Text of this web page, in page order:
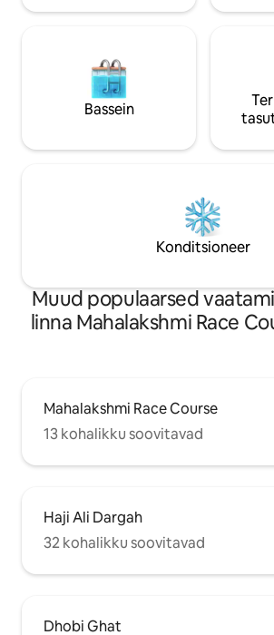
Bassein
Konditsioneer
Muud populaarsed
linna Mahalakshmi Race
Mahalakshmi Race Course
13 kohalikku soovitavad
Haji Ali Dargah
32 kohalikku soovitavad
Dhobi Ghat